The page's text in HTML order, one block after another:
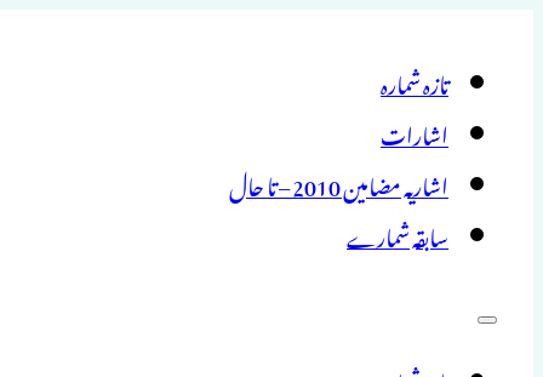
تازہ شمارہ
اشارات
اشاریہ مضامین 2010 – تا حال
سابقہ شمارے